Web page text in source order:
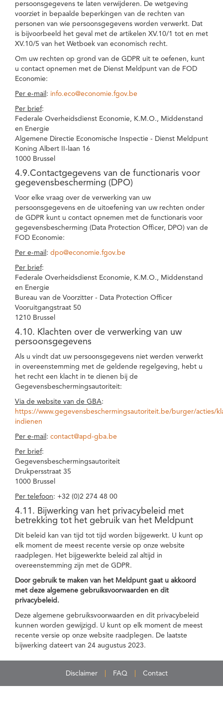
persoonsgegevens te laten verwijderen. De wetgeving
voorziet in bepaalde beperkingen van de rechten van
personen van wie persoonsgegevens worden verwerkt. Dat
is bijvoorbeeld het geval met de artikelen XV.10/1 tot en met
XV.10/5 van het Wetboek van economisch recht.
Om uw rechten op grond van de GDPR uit te oefenen, kunt
u contact opnemen met de Dienst Meldpunt van de FOD
Economie:
Per e-mail : info.eco@economie.fgov.be
Per brief:
Federale Overheidsdienst Economie, K.M.O., Middenstand
en Energie
Algemene Directie Economische Inspectie - Dienst Meldpunt
Koning Albert II-laan 16
1000 Brussel
4.9.Contactgegevens van de functionaris voor
gegevensbescherming (DPO)
Voor elke vraag over de verwerking van uw
persoonsgegevens en de uitoefening van uw rechten onder
de GDPR kunt u contact opnemen met de functionaris voor
gegevensbescherming (Data Protection Officer, DPO) van de
FOD Economie:
Per e-mail : dpo@economie.fgov.be
Per brief:
Federale Overheidsdienst Economie, K.M.O., Middenstand
en Energie
Bureau van de Voorzitter - Data Protection Officer
Vooruitgangstraat 50
1210 Brussel
4.10. Klachten over de verwerking van uw
persoonsgegevens
Als u vindt dat uw persoonsgegevens niet werden verwerkt
in overeenstemming met de geldende regelgeving, hebt u
het recht een klacht in te dienen bij de
Gegevensbeschermingsautoriteit:
Via de website van de GBA:
https://www.gegevensbeschermingsautoriteit.be/burger/acties/
indienen
Per e-mail : contact@apd-gba.be
Per brief:
Gegevensbeschermingsautoriteit
Drukpersstraat 35
1000 Brussel
Per telefoon: +32 (0)2 274 48 00
4.11. Bijwerking van het privacybeleid met
betrekking tot het gebruik van het Meldpunt
Dit beleid kan van tijd tot tijd worden bijgewerkt. U kunt op
elk moment de meest recente versie op onze website
raadplegen. Het bijgewerkte beleid zal altijd in
overeenstemming zijn met de GDPR.
Door gebruik te maken van het Meldpunt gaat u akkoord
met deze algemene gebruiksvoorwaarden en dit
privacybeleid.
Deze algemene gebruiksvoorwaarden en dit privacybeleid
kunnen worden gewijzigd. U kunt op elk moment de meest
recente versie op onze website raadplegen. De laatste
bijwerking dateert van 24 augustus 2023.
Disclaimer FAQ Contact